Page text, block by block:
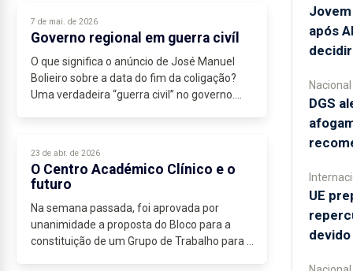
7 de mai. de 2026
Governo regional em guerra civíl
O que significa o anúncio de José Manuel
Bolieiro sobre a data do fim da coligação?
Uma verdadeira “guerra civil” no governo.
23 de abr. de 2026
O Centro Académico Clínico e o
futuro
Na semana passada, foi aprovada por
unanimidade a proposta do Bloco para a
constituição de um Grupo de Trabalho para a
após
Nacional
DGS
UE